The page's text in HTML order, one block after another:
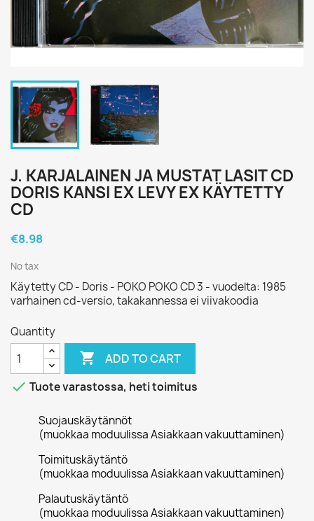
J. KARJALAINEN JA MUSTAT LASIT CD
DORIS KANSI EX LEVY EX KÄYTETTY
CD
€8.98
No tax
Käytetty CD - Doris - POKO POKO CD 3 - vuodelta: 1985
varhainen cd-versio, takakannessa ei viivakoodia
Quantity
 ADD TO CART
 Tuote varastossa, heti toimitus
Suojauskäytännöt
(muokkaa moduulissa Asiakkaan vakuuttaminen)
Toimituskäytäntö
(muokkaa moduulissa Asiakkaan vakuuttaminen)
Palautuskäytäntö
(muokkaa moduulissa Asiakkaan vakuuttaminen)